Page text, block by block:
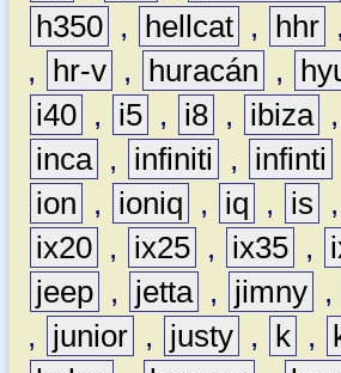
h350 , hellcat , hhr ,
,
hr-v , huracán ,
i40 , i5 , i8 , ibiza ,
inca , infiniti , infinti
ion
, ioniq , iq , is ,
ix20 , ix25 , ix35 ,
jeep , jetta , jimny ,
,
junior , justy , k ,